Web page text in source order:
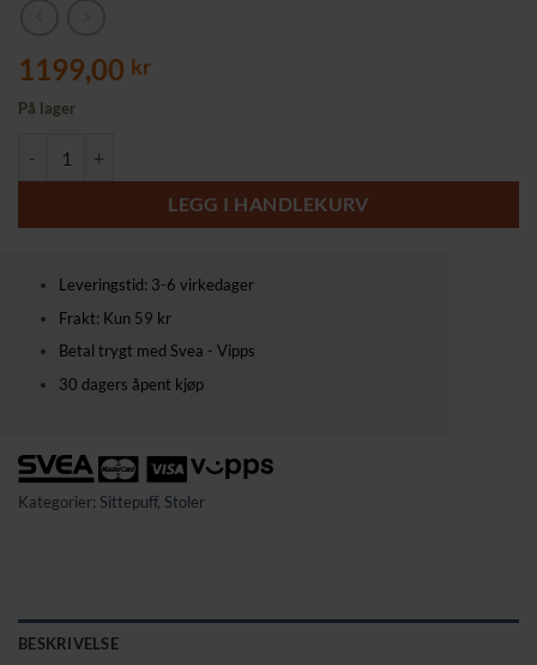
1199,00 kr
På lager
LEGG I HANDLEKURV
Leveringstid: 3-6 virkedager
Frakt: Kun 59 kr
Betal trygt med Svea - Vipps
30 dagers åpent kjøp
Kategorier: Sittepuff, Stoler
BESKRIVELSE